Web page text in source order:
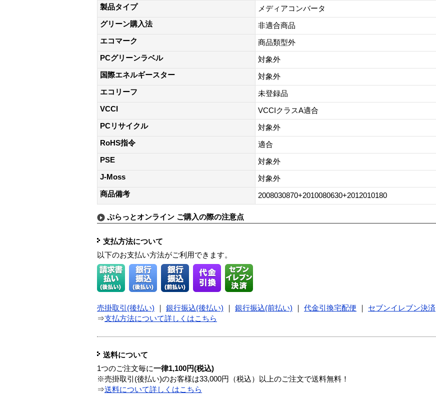
製品タイプ
メディアコンバータ
グリーン購入法
非適合商品
エコマーク
商品類型外
PCグリーンラベル
対象外
国際エネルギースター
対象外
エコリーフ
未登録品
VCCI
VCCIクラスA適合
PCリサイクル
対象外
RoHS指令
適合
PSE
対象外
J-Moss
対象外
商品備考
2008030870+2010080630+2012010180
ぷらっとオンライン ご購入の際の注意点
支払方法について
以下のお支払い方法がご利用できます。
売掛取引(後払い) 銀行振込(後払い) 銀行振込(前払い) 代金引換宅配便
セブンイレブン決済
⇒支払方法について詳しくはこちら
送料について
1つのご注文毎に一律1,100円(税込)
※売掛取引(後払い)のお客様は33,000円（税込）以上のご注文で送料無料！
⇒送料について詳しくはこちら